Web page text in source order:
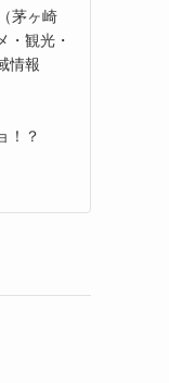
茅ヶ崎
・観光・
情報
！？